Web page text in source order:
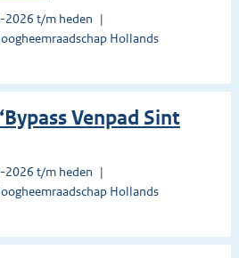
2026 t/m heden
Hollands
Venpad Sint
2026 t/m heden
Hollands